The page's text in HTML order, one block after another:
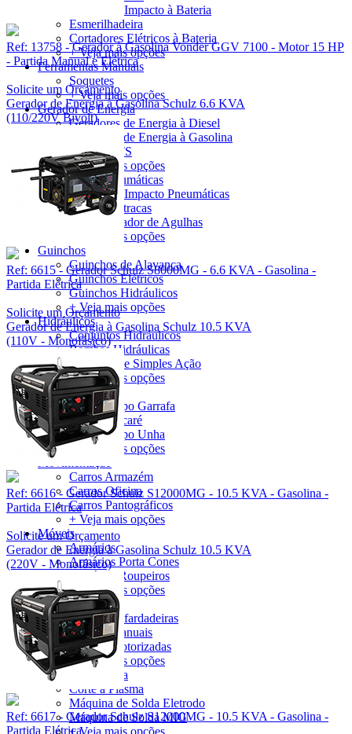
Chaves de Impacto à Bateria
Esmerilhadeira
Cortadores Elétricos à Bateria
+ Veja mais opções
Ferramentas Manuais
Soquetes
+ Veja mais opções
Gerador de Energia
Geradores de Energia à Diesel
Geradores de Energia à Gasolina
Quadro ATS
+ Veja mais opções
Ferramentas Pneumáticas
Chaves de Impacto Pneumáticas
Chaves Catracas
Desincrustador de Agulhas
+ Veja mais opções
Guinchos
Guinchos de Alavanca
Guinchos Elétricos
Guinchos Hidráulicos
+ Veja mais opções
Hidráulicos
Conjuntos Hidráulicos
Bombas Hidráulicas
Cilindros de Simples Ação
+ Veja mais opções
Macacos
Macaco Tipo Garrafa
Macaco Jacaré
Macaco Tipo Unha
+ Veja mais opções
Movimentação
Carros Armazém
Carros Oficina
Carros Pantográficos
+ Veja mais opções
Móveis
Armários
Armários Porta Cones
Armários Roupeiros
+ Veja mais opções
Prensas
Prensas Enfardadeiras
Prensas Manuais
Prensas Motorizadas
+ Veja mais opções
Máquina de Solda
Corte à Plasma
Máquina de Solda Eletrodo
Máquina de Solda MIG
+ Veja mais opções
Ref: 13758 - Gerador à Gasolina Vonder GGV 7100 - Motor 15 HP
- Partida Manual e Elétrica
Solicite um Orçamento
Gerador de Energia à Gasolina Schulz 6.6 KVA
(110/220V Bivolt)
Ref: 6615 - Gerador Schulz S8000MG - 6.6 KVA - Gasolina -
Partida Elétrica
Solicite um Orçamento
Gerador de Energia à Gasolina Schulz 10.5 KVA
(110V - Monofásico)
Ref: 6616 - Gerador Schulz S12000MG - 10.5 KVA - Gasolina -
Partida Elétrica
Solicite um Orçamento
Gerador de Energia à Gasolina Schulz 10.5 KVA
(220V - Monofásico)
Ref: 6617 - Gerador Schulz S12000MG - 10.5 KVA - Gasolina -
Partida Elétrica